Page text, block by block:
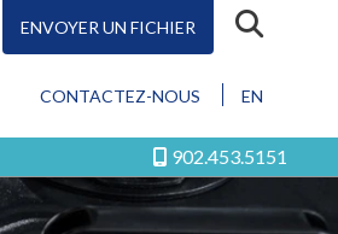
ENVOYER UN FICHIER
CONTACTEZ-NOUS EN
902.453.5151